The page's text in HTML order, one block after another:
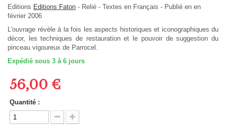
Editions Editions Faton - Relié - Textes en Français - Publié en en
février 2006
L'ouvrage révèle à la fois les aspects historiques et iconographiques du
décor, les techniques de restauration et le pouvoir de suggestion du
pinceau vigoureux de Parrocel.
Expédié sous 3 à 6 jours
56,00 €
Quantité :